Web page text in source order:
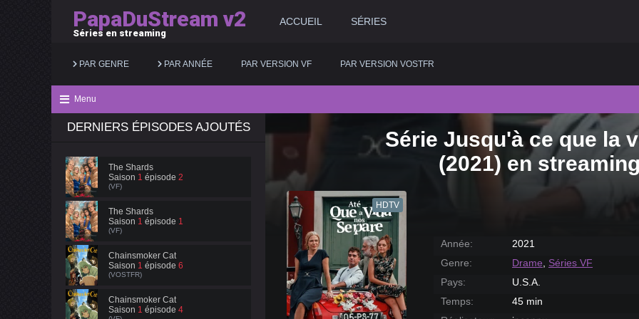
PapaDuStream v2
Séries en streaming
ACCUEIL SÉRIES
PAR GENRE
Action
Animation
Aventure
Biopic
Comédie
Documentaire
Fantastique
Historique
Musical
Policier
Romance
Science fiction
Thriller
PAR ANNÉE
2025
2017
2016
2015
2014
PAR VERSION VF PAR VERSION VOSTFR
Menu
DERNIERS ÉPISODES AJOUTÉS
The Shards
Saison 1 épisode 2
(VF)
The Shards
Saison 1 épisode 1
(VF)
Chainsmoker Cat
Saison 1 épisode 6
(VOSTFR)
Chainsmoker Cat
Saison 1 épisode 4
Série Jusqu'à ce que la
(2021) en
HDTV
Année:
2021
Genre:
Drame, Séries VF
Pays:
U.S.A.
Temps:
45 min